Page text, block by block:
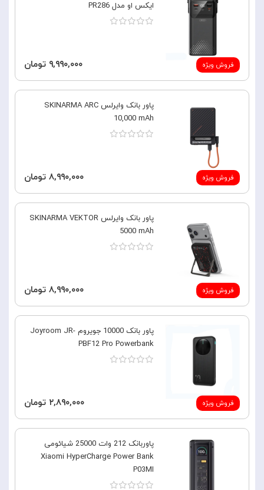
فروش ویژه
ایکس او مدل PR286
۹,۹۹۰,۰۰۰ تومان
فروش ویژه
پاور بانک وایرلس SKINARMA ARC
10,000 mAh
۸,۹۹۰,۰۰۰ تومان
فروش ویژه
پاور بانک وایرلس SKINARMA VEKTOR
5000 mAh
۸,۹۹۰,۰۰۰ تومان
فروش ویژه
پاور بانک 10000 جویروم Joyroom JR-
PBF12 Pro Powerbank
۲,۸۹۰,۰۰۰ تومان
پاوربانک 212 وات 25000 شیائومی
Xiaomi HyperCharge Power Bank
P03MI